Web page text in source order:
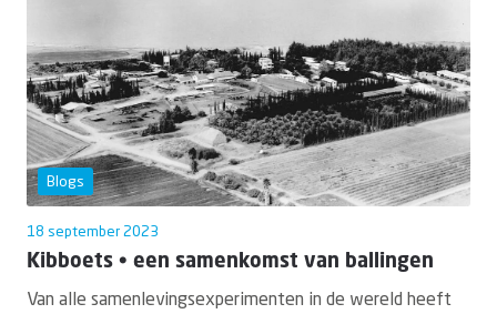
Blogs
18 september 2023
Kibboets • een samenkomst van ballingen
Van alle samenlevingsexperimenten in de wereld heeft